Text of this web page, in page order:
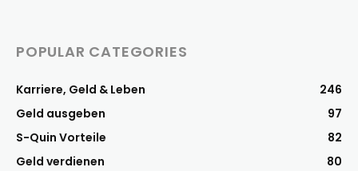
POPULAR CATEGORIES
Karriere, Geld & Leben
246
Geld ausgeben
97
S-Quin Vorteile
82
Geld verdienen
80